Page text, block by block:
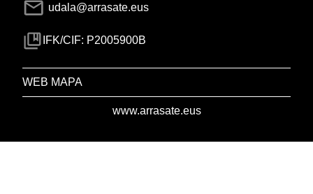
udala@arrasate.eus
IFK/CIF: P2005900B
WEB MAPA
www.arrasate.eus